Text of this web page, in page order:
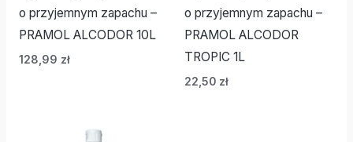
o przyjemnym zapachu –
PRAMOL ALCODOR 10L
128,99 zł
o przyjemnym zapachu –
PRAMOL ALCODOR
TROPIC 1L
22,50 zł